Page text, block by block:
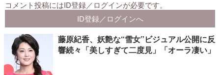
藤原紀香、妖艶な“雪女”ビジュアル公開に反
響続々「美しすぎて二度見」「オーラ凄い」